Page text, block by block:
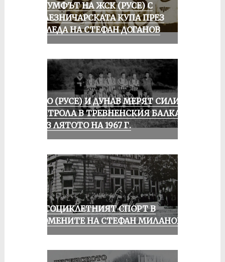
ТРИУМФЪТ НА ЖСК (РУСЕ) С
ЖЕЛЕЗНИЧАРСКАТА КУПА ПРЕЗ
ПОГЛЕДА НА СТЕФАН ДОГАНОВ
ЛОКО (РУСЕ) И ДУНАВ МЕРЯТ СИЛИ В
КОНТРОЛА В ТРЕВНЕНСКИЯ БАЛКАН
ПРЕЗ ЛЯТОТО НА 1967 Г.
МОТОЦИКЛЕТНИЯТ СПОРТ В
СПОМЕНИТЕ НА СТЕФАН МИЛАНОВ